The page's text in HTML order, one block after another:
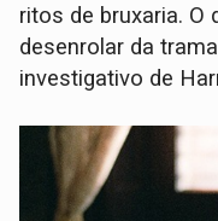
ritos de bruxaria. O
desenrolar da
investigativo de